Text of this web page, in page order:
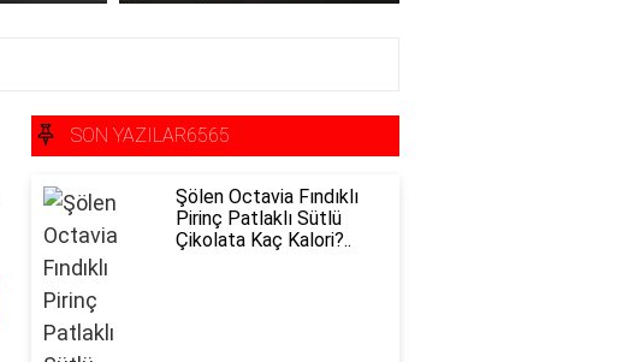
SON YAZILAR6565
Şölen Octavia Fındıklı
Pirinç Patlaklı Sütlü
Çikolata Kaç Kalori?..